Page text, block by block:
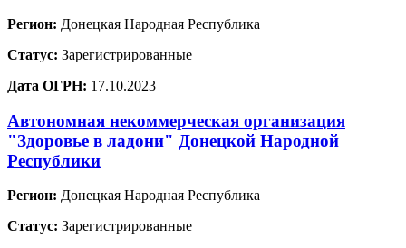
Регион: Донецкая Народная Республика
Статус: Зарегистрированные
Дата ОГРН: 17.10.2023
Автономная некоммерческая организация
"Здоровье в ладони" Донецкой Народной
Республики
Регион: Донецкая Народная Республика
Статус: Зарегистрированные